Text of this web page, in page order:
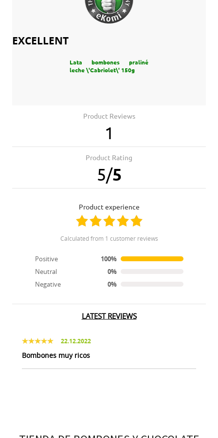
EXCELLENT
Lata bombones praliné
leche \'Cabriolet\' 150g
Product Reviews
1
Product Rating
5/5
product experience
calculated from 1 customer reviews
Positive
100%
Neutral
0%
Negative
0%
LATEST REVIEWS
22.12.2022
Bombones muy ricos